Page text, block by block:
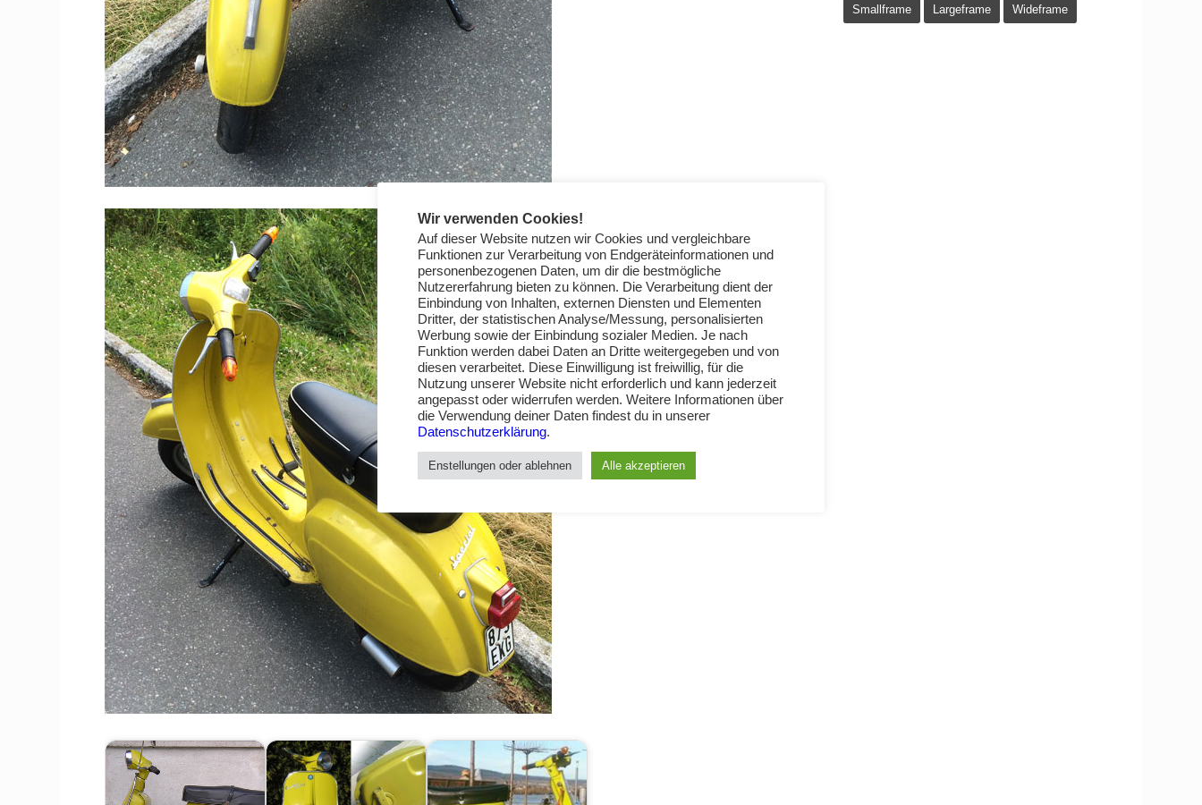
Smallframe Largeframe Wideframe
Wir verwenden Cookies!
Auf dieser Website nutzen wir Cookies und vergleichbare
Funktionen zur Verarbeitung von Endgeräteinformationen und
personenbezogenen Daten, um dir die bestmögliche
Nutzererfahrung bieten zu können. Die Verarbeitung dient der
Einbindung von Inhalten, externen Diensten und Elementen
Dritter, der statistischen Analyse/Messung, personalisierten
Werbung sowie der Einbindung sozialer Medien. Je nach
Funktion werden dabei Daten an Dritte weitergegeben und von
diesen verarbeitet. Diese Einwilligung ist freiwillig, für die
Nutzung unserer Website nicht erforderlich und kann jederzeit
angepasst oder widerrufen werden. Weitere Informationen über
die Verwendung deiner Daten findest du in unserer
Datenschutzerklärung.
Enstellungen oder ablehnen Alle akzeptieren